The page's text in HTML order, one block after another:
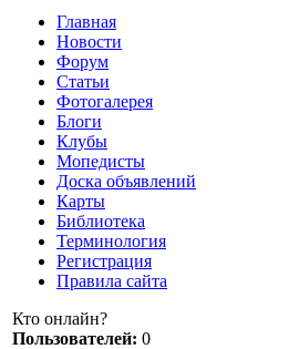
Главная
Новости
Форум
Статьи
Фотогалерея
Блоги
Клубы
Мопедисты
Доска объявлений
Карты
Библиотека
Терминология
Регистрация
Правила сайта
Кто онлайн?
Пользователей: 0